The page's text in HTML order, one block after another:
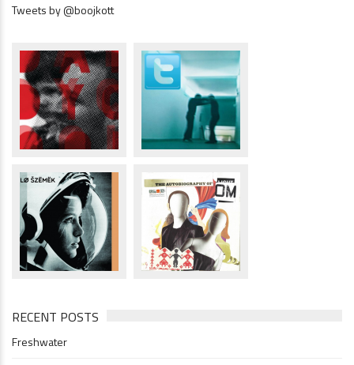
Tweets by @boojkott
RECENT POSTS
Freshwater